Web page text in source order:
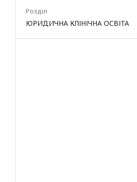
Розділ
ЮРИДИЧНА КЛІНІЧНА ОСВІТА